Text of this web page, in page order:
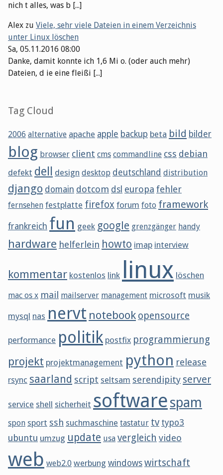
nich t alles, was b [...]
Alex zu Viele, sehr viele Dateien in einem Verzeichnis
unter Linux löschen
Sa, 05.11.2016 08:00
Danke, damit konnte ich 1,6 Mi o. (oder auch mehr)
Dateien, d ie eine fleißi [...]
Tag Cloud
2006 alternative apache apple backup beta bild bilder
blog browser client cms commandline css debian
defekt dell design desktop deutschland distribution
django domain dotcom dsl europa fehler
fernsehen festplatte firefox forum foto framework
frankreich fun geek google grenzgänger handy
hardware helferlein howto imap interview
kommentar kostenlos link linux löschen
mac os x mail mailserver management microsoft musik
mysql nas nervt notebook opensource
performance politik postfix programmierung
projekt projektmanagement python release
rsync saarland script seltsam serendipity server
service shell sicherheit softwarespam
spon sport ssh suchmaschine tastatur tv typo3
ubuntu umzug update usa vergleich video
web web2.0 werbung windows wirtschaft